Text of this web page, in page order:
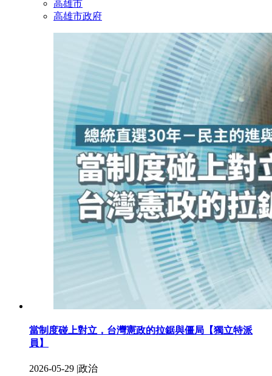
高雄市
高雄市政府
當制度碰上對立，台灣憲政的拉鋸與僵局【獨立特派
員】
2026-05-29 |政治